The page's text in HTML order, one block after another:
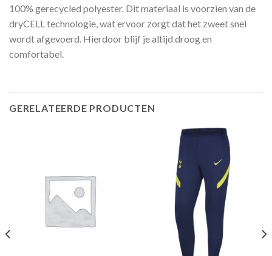
100% gerecycled polyester. Dit materiaal is voorzien van de
dryCELL technologie, wat ervoor zorgt dat het zweet snel
wordt afgevoerd. Hierdoor blijf je altijd droog en
comfortabel.
GERELATEERDE PRODUCTEN